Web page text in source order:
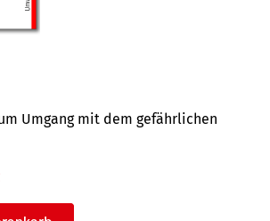
Um­gang mit dem ge­fähr­lichen